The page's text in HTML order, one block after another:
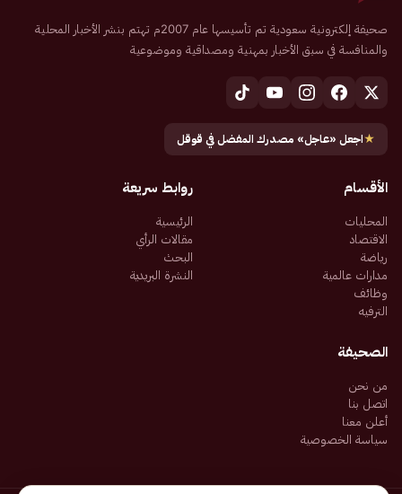
صحيفة إلكترونية سعودية تم تأسيسها عام 2007م تهتم بنشر الأخبار المحلية
والمنافسة في سبق الأخبار بمهنية ومصداقية وموضوعية
★اجعل «عاجل» مصدرك المفضل في قوقل
الأقسام
المحليات
الاقتصاد
رياضة
مدارات عالمية
وظائف
الترفيه
روابط سريعة
الرئيسية
مقالات الرأي
البحث
النشرة البريدية
الصحيفة
من نحن
اتصل بنا
أعلن معنا
سياسة الخصوصية